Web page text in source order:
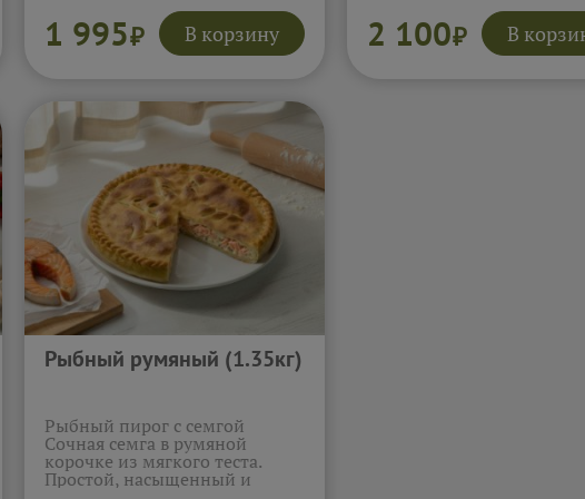
1 995₽ В корзину 2 100₽ В
Рыбный румяный (1.35кг)
Рыбный пирог с семгой
Сочная семга в румяной
корочке из мягкого теста.
Простой, насыщенный и